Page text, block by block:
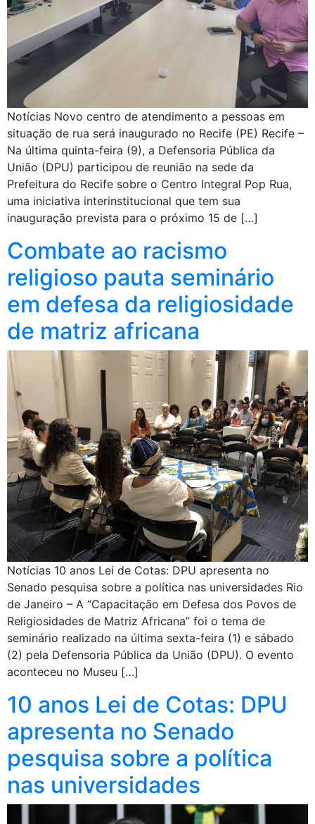
Notícias Novo centro de atendimento a pessoas em
situação de rua será inaugurado no Recife (PE) Recife –
Na última quinta-feira (9), a Defensoria Pública da
União (DPU) participou de reunião na sede da
Prefeitura do Recife sobre o Centro Integral Pop Rua,
uma iniciativa interinstitucional que tem sua
inauguração prevista para o próximo 15 de […]
Combate ao racismo
religioso pauta seminário
em defesa da religiosidade
de matriz africana
Notícias 10 anos Lei de Cotas: DPU apresenta no
Senado pesquisa sobre a política nas universidades Rio
de Janeiro – A “Capacitação em Defesa dos Povos de
Religiosidades de Matriz Africana” foi o tema de
seminário realizado na última sexta-feira (1) e sábado
(2) pela Defensoria Pública da União (DPU). O evento
aconteceu no Museu […]
10 anos Lei de Cotas: DPU
apresenta no Senado
pesquisa sobre a política
nas universidades